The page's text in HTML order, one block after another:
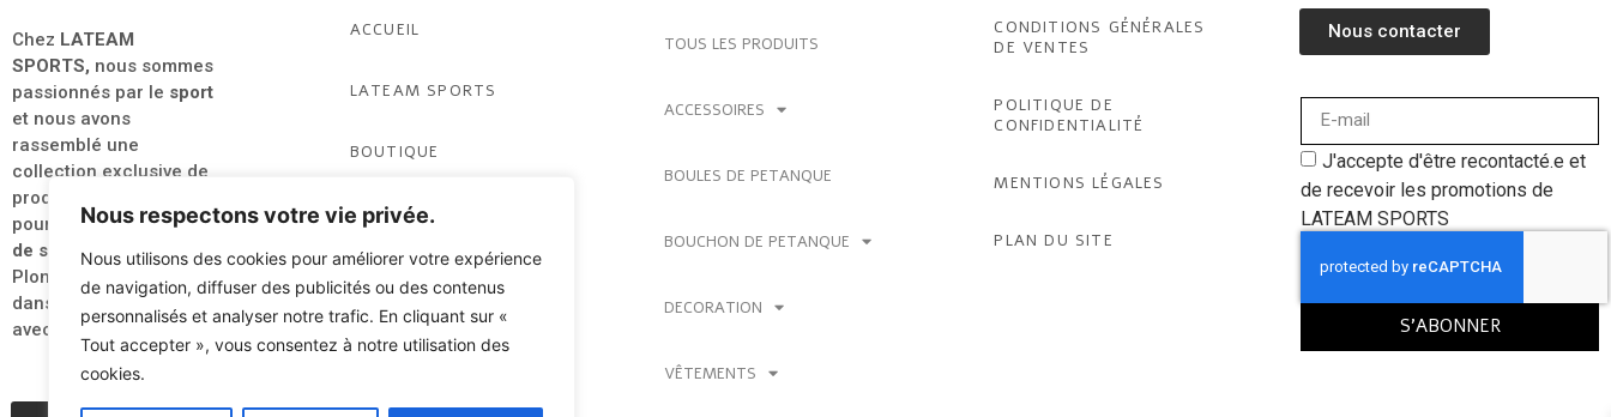
Nous respectons votre vie privée.
Nous utilisons des cookies pour améliorer votre expérience
de navigation, diffuser des publicités ou des contenus
personnalisés et analyser notre trafic. En cliquant sur «
Tout accepter », vous consentez à notre utilisation des
cookies.
Chez LATEAM
SPORTS, nous sommes
passionnés par le sport
et nous avons
rassemblé une
collection exclusive de
produits de qualité
pour tous lesamateurs
de sport.
Plongez dès à présent
dans l’univers du
sport
avec style et élégance.
ACCUEIL
LATEAM SPORTS
BOUTIQUE
PARTENAIRES &
CLUB & ASSO
TOUS LES PRODUITS
ACCESSOIRES
BOULES DE PETANQUE
BOUCHON DE PETANQUE
DECORATION
VÊTEMENTS
CONDITIONS GÉNÉRALES
DE VENTES
POLITIQUE DE
CONFIDENTIALITÉ
MENTIONS LÉGALES
PLAN DU SITE
Nous contacter
J'accepte d'être recontacté.e et
de recevoir les promotions de
LATEAM SPORTS
S'ABONNER